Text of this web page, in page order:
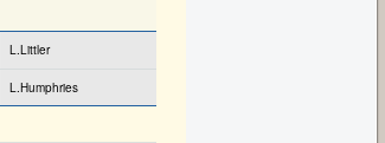
L.Littler
L.Humphries